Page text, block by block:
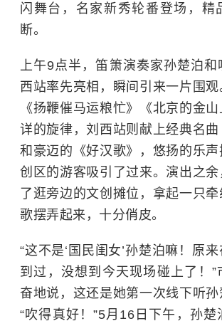
闪舞台，名家新秀轮番登场，精
断。
上午9点半，笛箫演奏家孙楚泊和
西站率先亮相，瞬间引来一片围
《扬鞭催马运粮忙》《北京的金
详的旋律，刘西站则献上经典名曲
和豪迈的《好汉歌》，悠扬的乐
创区的游客吸引了过来。演出之
了逛旁边的文创摊位，拿起一只
歌摆弄起来，十分俏皮。
“这不是‘国民闺女’孙楚泊嘛！原
到过，没想到今天现场碰上了！”
奋地说，这还是她第一次线下听孙
“吹得真好！”5月16日下午，孙楚